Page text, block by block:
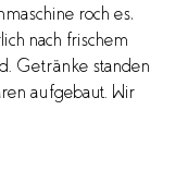
roch es,
nach frischem
Getränke standen
aufgebaut. Wir